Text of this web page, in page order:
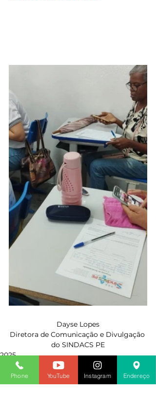
Dayse Lopes
Diretora de Comunicação e Divulgação
do SINDACS PE
2025
Phone YouTube Instagram Endereço